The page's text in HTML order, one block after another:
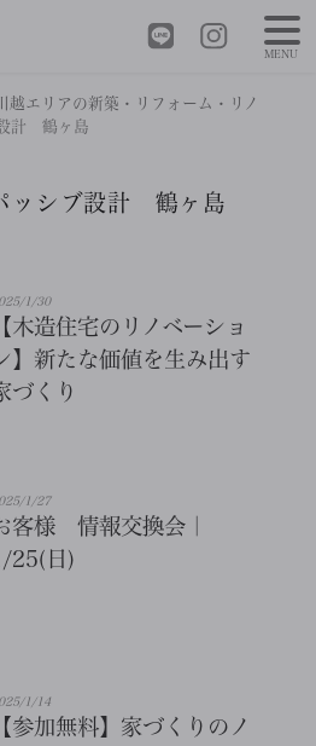
越エリアの新築・リフォーム・リノ
計 鶴ヶ島
ッシブ設計 鶴ヶ島
1/30
【木造住宅のリノベーショ
】新たな価値を生み出す
づくり
1/27
客様 情報交換会｜
1/25(日)
1/14
【参加無料】家づくりのノ
MENU